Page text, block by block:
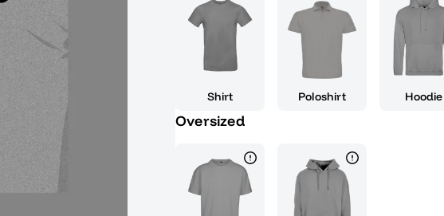
Dieses Design ist ideal für kreative Köpfe
unvergesslich und einzigartig machen
Tasche oder eines anderen Artikels - es
unvergesslichen Momente deiner
nicht nur eine Feier deines Erfolgs,
du bereit bist, deine kreative Zukunft zu
einem unvergesslichen Erlebnis und
15 Design, das perfekt auf dich und
ein Teil von etwas Großem und lass deine
Shirt Poloshirt Hoodie
Oversized